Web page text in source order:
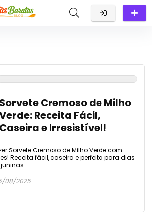
Sorvete Cremoso de Milho
Verde: Receita Fácil,
Caseira e Irresistível!
Sorvete Cremoso de Milho Verde com
Receita fácil, caseira e perfeita para dias
08/2025